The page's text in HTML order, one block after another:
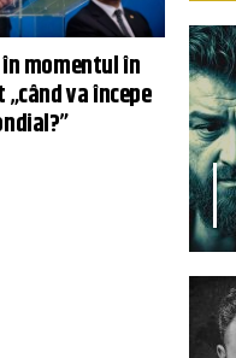
în momentul în
va începe